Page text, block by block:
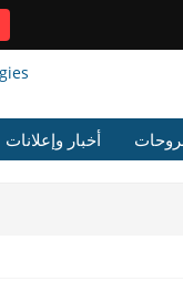
أخبار وإعلانات